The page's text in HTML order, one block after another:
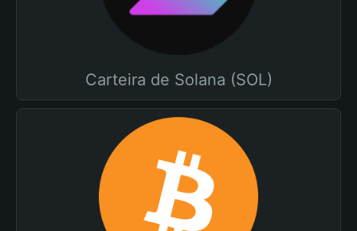
Carteira de Solana (SOL)